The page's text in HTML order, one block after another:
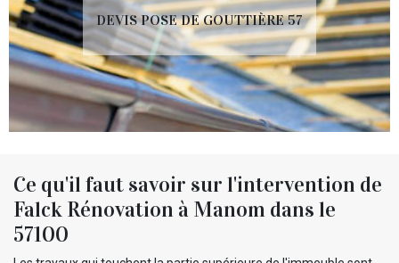
DEVIS POSE DE GOUTTIÈRE 57
Ce qu'il faut savoir sur l'intervention de
Falck Rénovation à Manom dans le
57100